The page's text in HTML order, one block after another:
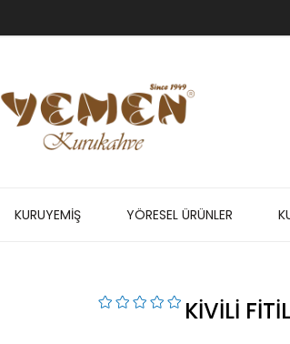
KURUYEMİŞ YÖRESEL ÜRÜNLER
KIVILI